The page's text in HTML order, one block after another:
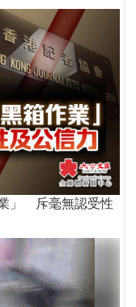
業」 斥毫無認受性